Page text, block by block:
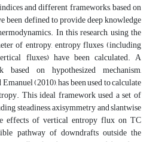
and different frameworks, based on
been defined to provide deep knowledge
In this research, using the
of entropy, entropy fluxes (including
fluxes) have been calculated. A
based on hypothesized mechanism,
(2010), has been used to calculate
This ideal framework used a set of
steadiness, axisymmetry and slantwise
effects of vertical entropy flux on TC
pathway of downdrafts outside the